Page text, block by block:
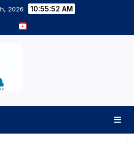
2026 10:55:53 AM